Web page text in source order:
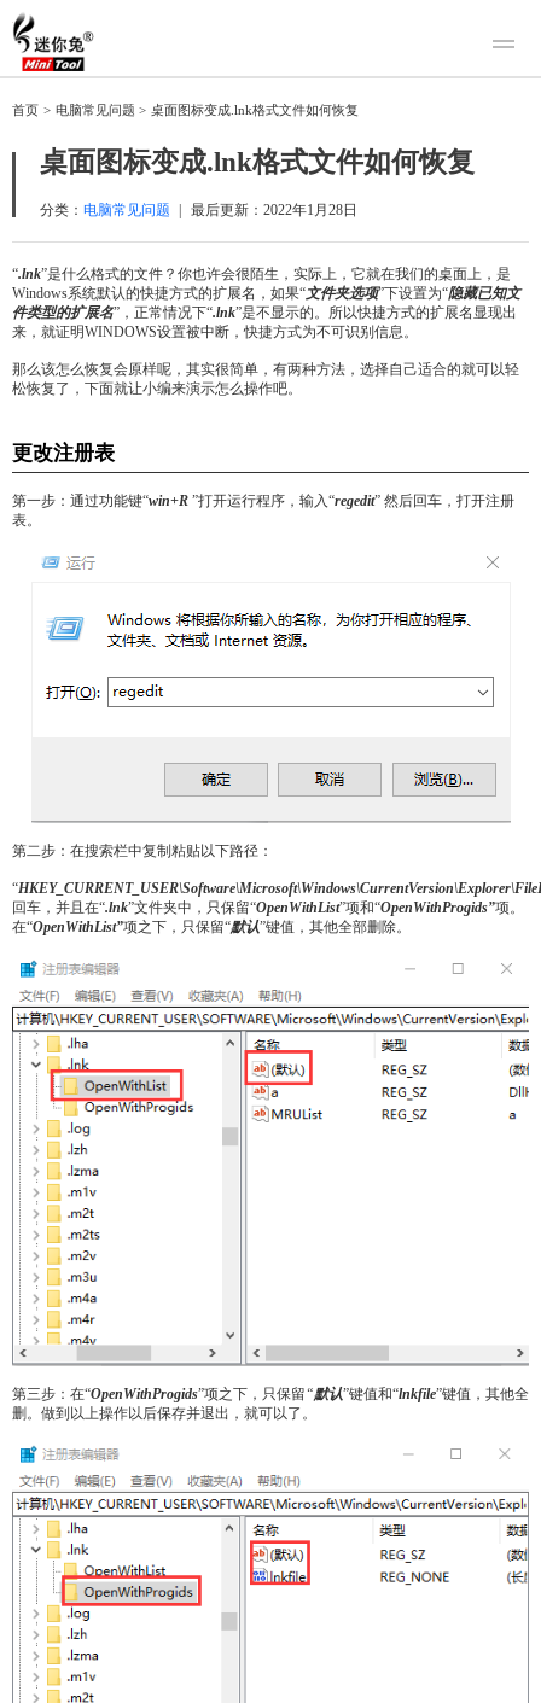
产品
迷你兔分区向导
下载
购买
帮助中心
关于迷你兔
首页 > 电脑常见问题 > 桌面图标变成.lnk格式文件如何恢复
桌面图标变成.lnk格式文件如何恢复
分类： 电脑常见问题 最后更新： 2022年1月28日
“.lnk”是什么格式的文件？你也许会很陌生，实际上，它就在我们的桌面上，是
Windows系统默认的快捷方式的扩展名，如果“文件夹选项”下设置为“隐藏已知文
件类型的扩展名”，正常情况下“.lnk”是不显示的。所以快捷方式的扩展名显现出
来，就证明WINDOWS设置被中断，快捷方式为不可识别信息。
那么该怎么恢复会原样呢，其实很简单，有两种方法，选择自己适合的就可以轻
松恢复了，下面就让小编来演示怎么操作吧。
更改注册表
第一步：通过功能键“win+R ”打开运行程序，输入“regedit” 然后回车，打开注册
表。
第二步：在搜索栏中复制粘贴以下路径：
“
回车，并且在“.lnk”文件夹中，只保留“OpenWithList”项和“OpenWithProgids”项。
在“OpenWithList”项之下，只保留“默认”键值，其他全部删除。
第三步：在“OpenWithProgids”项之下，只保留“默认”键值和“lnkfile”键值，其他全
删。做到以上操作以后保存并退出，就可以了。